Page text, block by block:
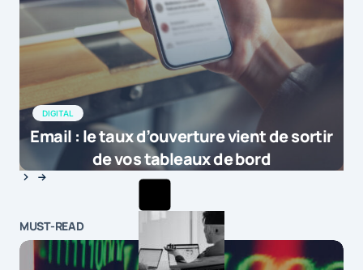
DIGITAL
Email : le taux d’ouverture vient de sortir
de vos tableaux de bord
MUST-READ